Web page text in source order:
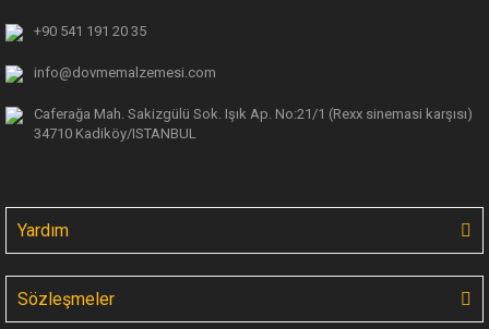
+90 541 191 20 35
info@dovmemalzemesi.com
Caferağa Mah. Sakizgülü Sok. Işık Ap. No:21/1 (Rexx sinemasi karşısı)
34710 Kadiköy/ISTANBUL
Yardım
Sözleşmeler